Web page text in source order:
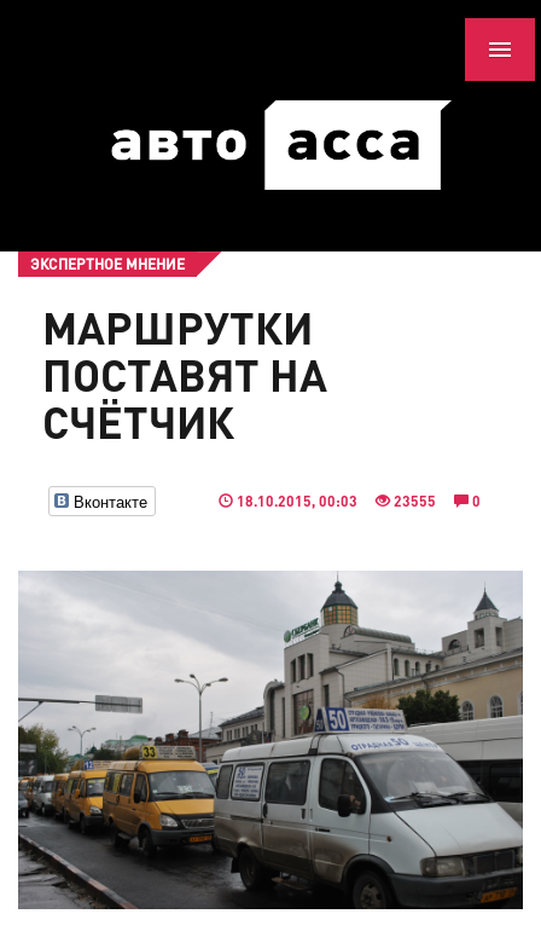
МАРШРУТКИ
ПОСТАВЯТ НА
СЧЁТЧИК
ЭКСПЕРТНОЕ МНЕНИЕ
Вконтакте 18.10.2015, 00:03 23555 0